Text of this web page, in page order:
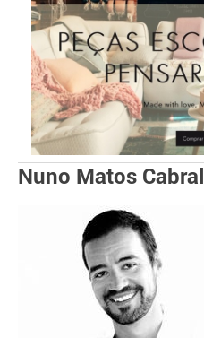
Nuno Matos Cabral